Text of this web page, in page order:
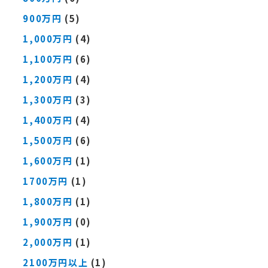
900万円 (5)
1,000万円 (4)
1,100万円 (6)
1,200万円 (4)
1,300万円 (3)
1,400万円 (4)
1,500万円 (6)
1,600万円 (1)
1700万円 (1)
1,800万円 (1)
1,900万円 (0)
2,000万円 (1)
2100万円以上 (1)